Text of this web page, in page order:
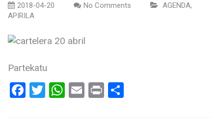
2018-04-20 No Comments AGENDA,
APIRILA
Partekatu
Facebook
Twitter
WhatsApp
Email
PrintShare